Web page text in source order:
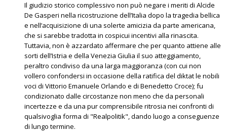
Il giudizio storico complessivo non può negare i meriti di Alcide
De Gasperi nella ricostruzione dell’Italia dopo la tragedia bellica
e nell’acquisizione di una solerte amicizia da parte americana,
che si sarebbe tradotta in cospicui incentivi alla rinascita.
Tuttavia, non è azzardato affermare che per quanto attiene alle
sorti dell’Istria e della Venezia Giulia il suo atteggiamento,
peraltro condiviso da una larga maggioranza (con cui non
vollero confondersi in occasione della ratifica del diktat le nobili
voci di Vittorio Emanuele Orlando e di Benedetto Croce); fu
condizionato dalle circostanze non meno che da personali
incertezze e da una pur comprensibile ritrosia nei confronti di
qualsivoglia forma di "Realpolitik", dando luogo a conseguenze
di lungo termine.